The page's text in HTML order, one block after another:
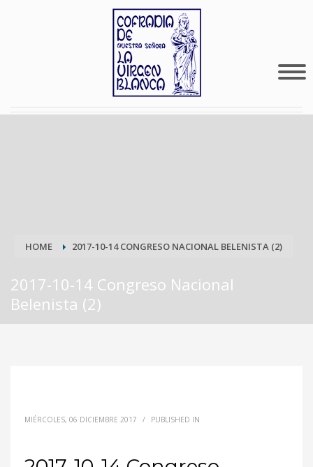
HOME 2017-10-14 CONGRESO NACIONAL BELENISTA (2)
2017-10-14 Congreso Nacional
Belenista (2)
MIÉRCOLES, 06 DICIEMBRE 2017 / PUBLISHED IN